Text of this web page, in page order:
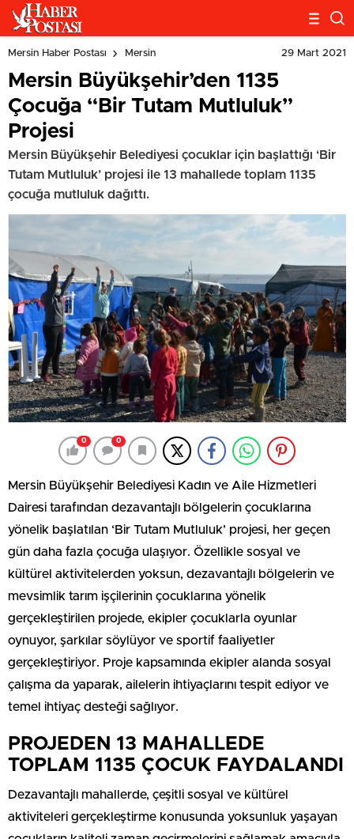
Mersin Haber Postası Mersin 29 Mart 2021
Mersin Büyükşehir’den 1135
Çocuğa “Bir Tutam Mutluluk”
Projesi
Mersin Büyükşehir Belediyesi çocuklar için başlattığı ‘Bir
Tutam Mutluluk’ projesi ile 13 mahallede toplam 1135
çocuğa mutluluk dağıttı.
0 0
Mersin Büyükşehir Belediyesi Kadın ve Aile Hizmetleri
Dairesi tarafından dezavantajlı bölgelerin çocuklarına
yönelik başlatılan ‘Bir Tutam Mutluluk’ projesi, her geçen
gün daha fazla çocuğa ulaşıyor. Özellikle sosyal ve
kültürel aktivitelerden yoksun, dezavantajlı bölgelerin ve
mevsimlik tarım işçilerinin çocuklarına yönelik
gerçekleştirilen projede, ekipler çocuklarla oyunlar
oynuyor, şarkılar söylüyor ve sportif faaliyetler
gerçekleştiriyor. Proje kapsamında ekipler alanda sosyal
çalışma da yaparak, ailelerin ihtiyaçlarını tespit ediyor ve
temel ihtiyaç desteği sağlıyor.
PROJEDEN 13 MAHALLEDE
TOPLAM 1135 ÇOCUK FAYDALANDI
Dezavantajlı mahallerde, çeşitli sosyal ve kültürel
aktiviteleri gerçekleştirme konusunda yoksunluk yaşayan